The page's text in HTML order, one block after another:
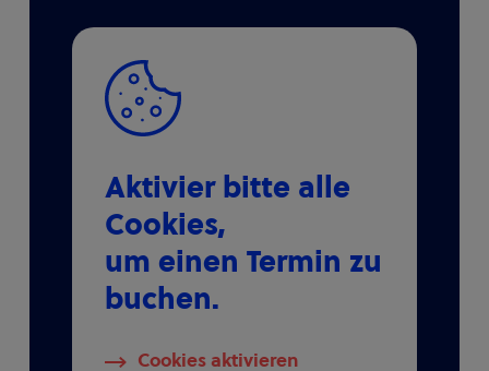
Aktivier bitte alle
Cookies,
um einen Termin zu
buchen.
Cookies aktivieren